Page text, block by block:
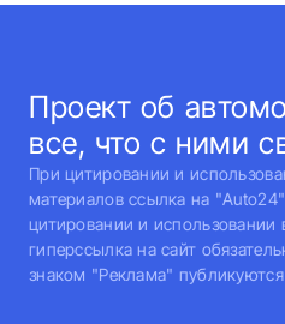
Проект об
все, что с ними
При цитировании и
материалов ссылка на
цитировании и использовании
гиперссылка на сайт
знаком "Реклама"